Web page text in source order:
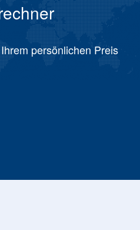
persönlichen Preis